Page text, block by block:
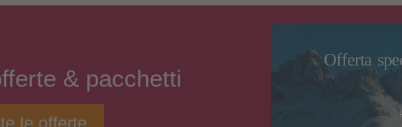
& pacchetti
le offerte
Offerta